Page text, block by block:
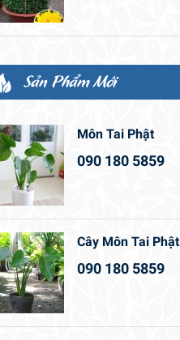
Sản Phẩm Mới
Môn Tai Phật
090 180 5859
Cây Môn Tai Phật
090 180 5859